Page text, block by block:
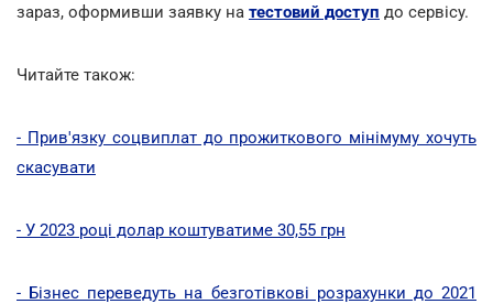
зараз, оформивши заявку на тестовий доступ до сервісу.
Читайте також:
- Прив'язку соцвиплат до прожиткового мінімуму хочуть
скасувати
- У 2023 році долар коштуватиме 30,55 грн
- Бізнес переведуть на безготівкові розрахунки до 2021